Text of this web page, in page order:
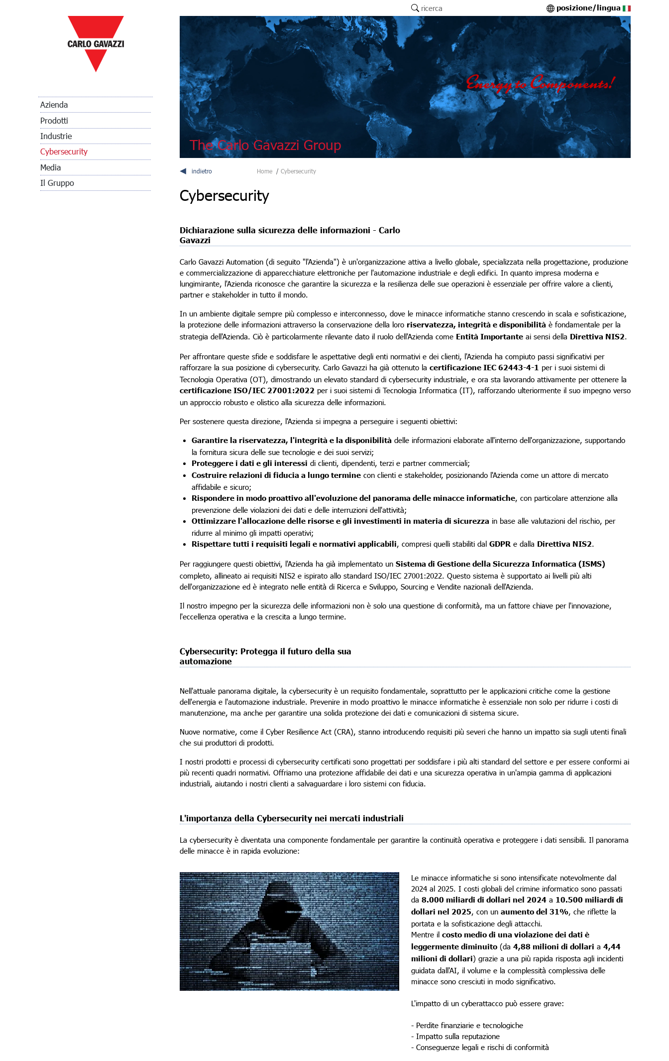
Azienda
Prodotti
Industrie
Cybersecurity
Media
Il Gruppo
ricerca posizione/lingua
The Carlo Gavazzi Group
indietro Home Cybersecurity
Cybersecurity
Dichiarazione sulla sicurezza delle informazioni - Carlo
Gavazzi
Carlo Gavazzi Automation (di seguito "l'Azienda") è un'organizzazione attiva a livello globale, specializzata nella progettazione, produzione
e commercializzazione di apparecchiature elettroniche per l'automazione industriale e degli edifici. In quanto impresa moderna e
lungimirante, l'Azienda riconosce che garantire la sicurezza e la resilienza delle sue operazioni è essenziale per offrire valore a clienti,
partner e stakeholder in tutto il mondo.
In un ambiente digitale sempre più complesso e interconnesso, dove le minacce informatiche stanno crescendo in scala e sofisticazione,
la protezione delle informazioni attraverso la conservazione della loro riservatezza, integrità e disponibilità è fondamentale per la
strategia dell'Azienda. Ciò è particolarmente rilevante dato il ruolo dell'Azienda come Entità Importante ai sensi della Direttiva NIS2.
Per affrontare queste sfide e soddisfare le aspettative degli enti normativi e dei clienti, l'Azienda ha compiuto passi significativi per
rafforzare la sua posizione di cybersecurity. Carlo Gavazzi ha già ottenuto la certificazione IEC 62443-4-1 per i suoi sistemi di
Tecnologia Operativa (OT), dimostrando un elevato standard di cybersecurity industriale, e ora sta lavorando attivamente per ottenere la
certificazione ISO/IEC 27001:2022 per i suoi sistemi di Tecnologia Informatica (IT), rafforzando ulteriormente il suo impegno verso
un approccio robusto e olistico alla sicurezza delle informazioni.
Per sostenere questa direzione, l'Azienda si impegna a perseguire i seguenti obiettivi:
Garantire la riservatezza, l'integrità e la disponibilità delle informazioni elaborate all'interno dell'organizzazione, supportando
la fornitura sicura delle sue tecnologie e dei suoi servizi;
Proteggere i dati e gli interessi di clienti, dipendenti, terzi e partner commerciali;
Costruire relazioni di fiducia a lungo termine con clienti e stakeholder, posizionando l'Azienda come un attore di mercato
affidabile e sicuro;
Rispondere in modo proattivo all'evoluzione del panorama delle minacce informatiche, con particolare attenzione alla
prevenzione delle violazioni dei dati e delle interruzioni dell'attività;
Ottimizzare l'allocazione delle risorse e gli investimenti in materia di sicurezza in base alle valutazioni del rischio, per
ridurre al minimo gli impatti operativi;
Rispettare tutti i requisiti legali e normativi applicabili, compresi quelli stabiliti dal GDPR e dalla Direttiva NIS2.
Per raggiungere questi obiettivi, l'Azienda ha già implementato un Sistema di Gestione della Sicurezza Informatica (ISMS)
completo, allineato ai requisiti NIS2 e ispirato allo standard ISO/IEC 27001:2022. Questo sistema è supportato ai livelli più alti
dell'organizzazione ed è integrato nelle entità di Ricerca e Sviluppo, Sourcing e Vendite nazionali dell'Azienda.
Il nostro impegno per la sicurezza delle informazioni non è solo una questione di conformità, ma un fattore chiave per l'innovazione,
l'eccellenza operativa e la crescita a lungo termine.
Cybersecurity: Protegga il futuro della sua
automazione
Nell'attuale panorama digitale, la cybersecurity è un requisito fondamentale, soprattutto per le applicazioni critiche come la gestione
dell'energia e l'automazione industriale. Prevenire in modo proattivo le minacce informatiche è essenziale non solo per ridurre i costi di
manutenzione, ma anche per garantire una solida protezione dei dati e comunicazioni di sistema sicure.
Nuove normative, come il Cyber Resilience Act (CRA), stanno introducendo requisiti più severi che hanno un impatto sia sugli utenti finali
che sui produttori di prodotti.
I nostri prodotti e processi di cybersecurity certificati sono progettati per soddisfare i più alti standard del settore e per essere conformi ai
più recenti quadri normativi. Offriamo una protezione affidabile dei dati e una sicurezza operativa in un'ampia gamma di applicazioni
industriali, aiutando i nostri clienti a salvaguardare i loro sistemi con fiducia.
L'importanza della Cybersecurity nei mercati industriali
La cybersecurity è diventata una componente fondamentale per garantire la continuità operativa e proteggere i dati sensibili. Il panorama
delle minacce è in rapida evoluzione:
Le minacce informatiche si sono intensificate notevolmente dal
2024 al 2025. I costi globali del crimine informatico sono passati
da 8.000 miliardi di dollari nel 2024 a 10.500 miliardi di
dollari nel 2025, con un aumento del 31%, che riflette la
portata e la sofisticazione degli attacchi.
Mentre il costo medio di una violazione dei dati è
leggermente diminuito (da 4,88 milioni di dollari a 4,44
milioni di dollari) grazie a una più rapida risposta agli incidenti
guidata dall'AI, il volume e la complessità complessiva delle
minacce sono cresciuti in modo significativo.
L'impatto di un cyberattacco può essere grave:
- Perdite finanziarie e tecnologiche
- Impatto sulla reputazione
- Conseguenze legali e rischi di conformità